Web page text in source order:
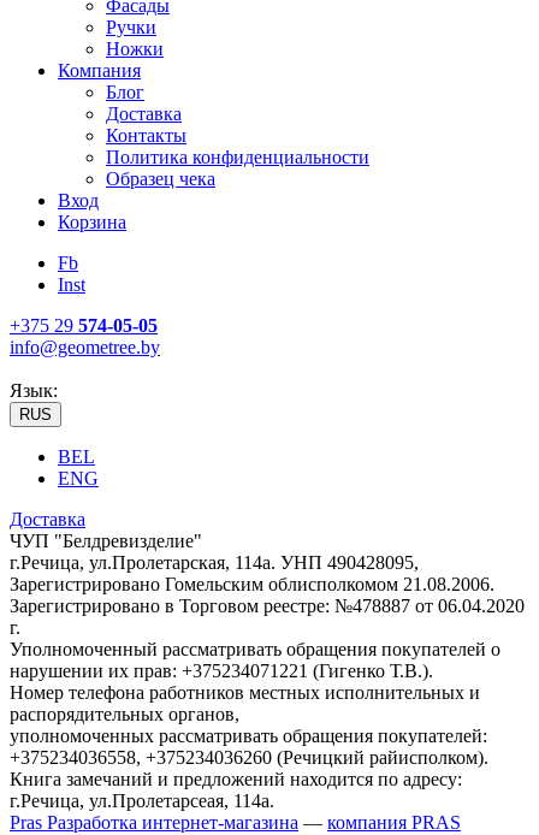
Фасады
Ручки
Ножки
Компания
Блог
Доставка
Контакты
Политика конфиденциальности
Образец чека
Вход
Корзина
Fb
Inst
+375 29 574-05-05
info@geometree.by
Язык:
RUS
BEL
ENG
Доставка
ЧУП "Белдревизделие"
г.Речица, ул.Пролетарская, 114а. УНП 490428095,
Зарегистрировано Гомельским облисполкомом 21.08.2006.
Зарегистрировано в Торговом реестре: №478887 от 06.04.2020
г.
Уполномоченный рассматривать обращения покупателей о
нарушении их прав: +375234071221 (Гигенко Т.В.).
Номер телефона работников местных исполнительных и
распорядительных органов,
уполномоченных рассматривать обращения покупателей:
+375234036558, +375234036260 (Речицкий райисполком).
Книга замечаний и предложений находится по адресу:
г.Речица, ул.Пролетарсеая, 114а.
Pras Разработка интернет-магазина — компания PRAS